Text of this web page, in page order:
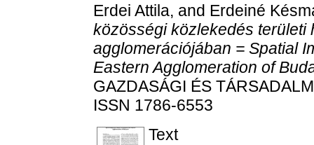
Erdei Attila, and Erdeiné
közösségi közlekedés területi
agglomerációjában = Spatial
Eastern Agglomeration of
GAZDASÁGI ÉS
ISSN 1786-6553
Text